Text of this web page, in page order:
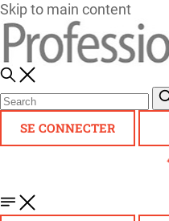
Skip to main content
SE CONNECTER